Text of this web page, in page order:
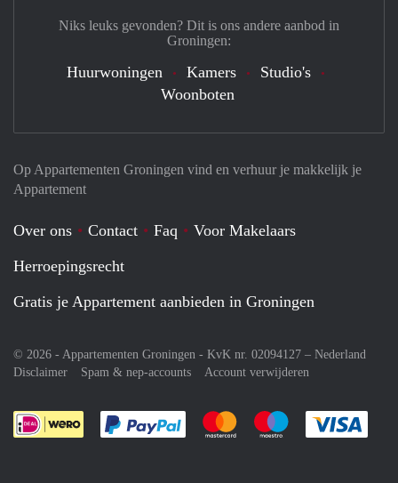
Op Appartementen Groningen vind en verhuur je makkelijk je
Appartement
Over ons Contact Faq
Voor Makelaars
Herroepingsrecht
Gratis je Appartement aanbieden in Groningen
© 2026 - Appartementen Groningen - KvK nr. 02094127 – Nederland
Disclaimer
Spam & nep-accounts Account verwijderen
Je rekent gemakkelijk af met Paypal
Je rekent gemakkelijk af met
Je rekent
Niks leuks gevonden? Dit is ons andere aanbod in
Groningen:
Huurwoningen Kamers
Studio's
Woonboten